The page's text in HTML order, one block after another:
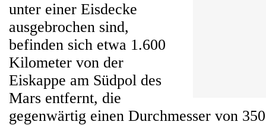
unter einer Eisdecke
ausgebrochen sind,
befinden sich etwa 1.600
Kilometer von der
Eiskappe am Südpol des
Mars entfernt, die
gegenwärtig einen Durchmesser von